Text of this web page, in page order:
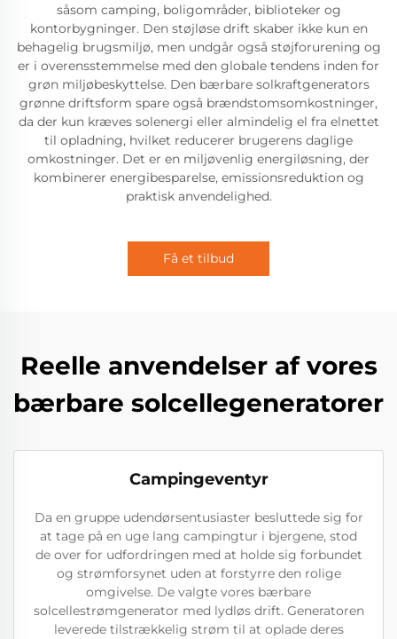
såsom camping, boligområder, biblioteker og
kontorbygninger. Den støjløse drift skaber ikke kun en
behagelig brugsmiljø, men undgår også støjforurening og
er i overensstemmelse med den globale tendens inden for
grøn miljøbeskyttelse. Den bærbare solkraftgenerators
grønne driftsform spare også brændstomsomkostninger,
da der kun kræves solenergi eller almindelig el fra elnettet
til opladning, hvilket reducerer brugerens daglige
omkostninger. Det er en miljøvenlig energiløsning, der
kombinerer energibesparelse, emissionsreduktion og
praktisk anvendelighed.
Få et tilbud
Reelle anvendelser af vores
bærbare solcellegeneratorer
Campingeventyr
Da en gruppe udendørsentusiaster besluttede sig for
at tage på en uge lang campingtur i bjergene, stod
de over for udfordringen med at holde sig forbundet
og strømforsynet uden at forstyrre den rolige
omgivelse. De valgte vores bærbare
solcellestrømgenerator med lydløs drift. Generatoren
leverede tilstrækkelig strøm til at oplade deres